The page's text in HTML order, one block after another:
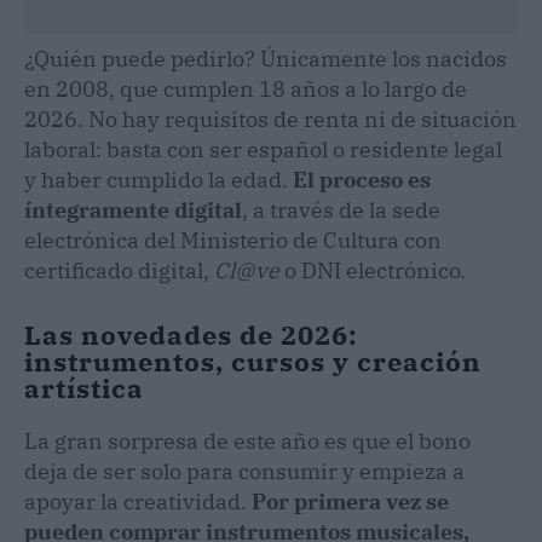
¿Quién puede pedirlo? Únicamente los nacidos
en 2008, que cumplen 18 años a lo largo de
2026. No hay requisitos de renta ni de situación
laboral: basta con ser español o residente legal
y haber cumplido la edad. El proceso es
íntegramente digital, a través de la sede
electrónica del Ministerio de Cultura con
certificado digital, Cl@ve o DNI electrónico.
Las novedades de 2026:
instrumentos, cursos y creación
artística
La gran sorpresa de este año es que el bono
deja de ser solo para consumir y empieza a
apoyar la creatividad. Por primera vez se
pueden comprar instrumentos musicales,